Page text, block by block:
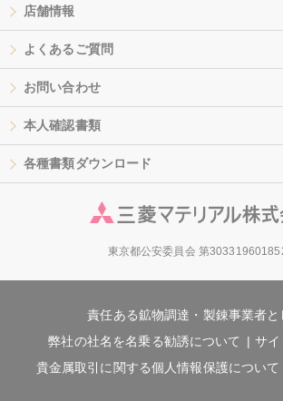
店舗情報
よくあるご質問
お問い合わせ
本人確認書類
各種書類ダウンロード
東京都公安委員会 第
責任ある鉱物調達・製錬事業者と
弊社の社名を名乗る勧誘について
サイ
貴金属取引に関する個人情報保護について